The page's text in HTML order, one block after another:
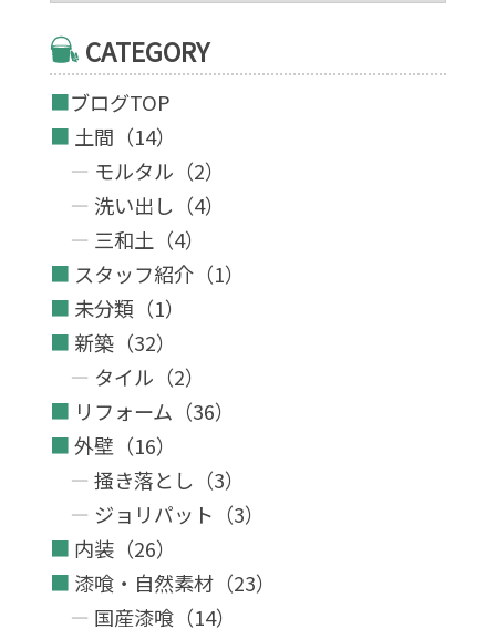
CATEGORY
ブログTOP
土間（14）
モルタル（2）
洗い出し（4）
三和土（4）
スタッフ紹介（1）
未分類（1）
新築（32）
タイル（2）
リフォーム（36）
外壁（16）
掻き落とし（3）
ジョリパット（3）
内装（26）
漆喰・自然素材（23）
国産漆喰（14）